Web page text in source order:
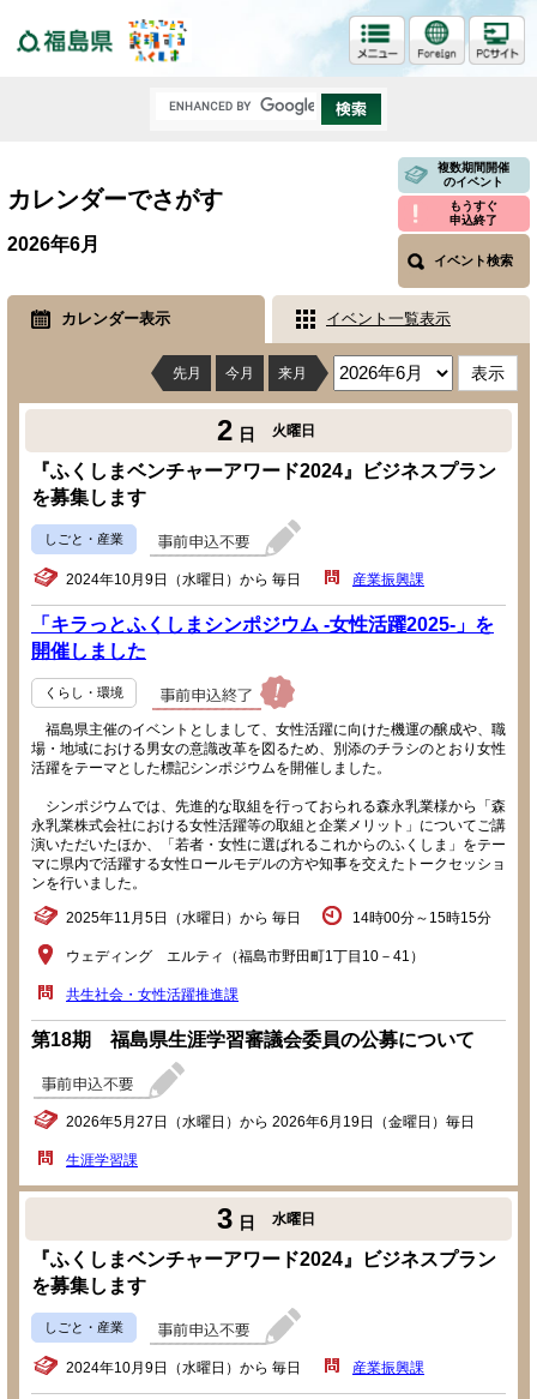
カレンダーでさがす
複数期間開催
のイベント
もうすぐ
申込終了
イベント検索
2026年6月
カレンダー表示 イベント一覧表示
先月 今月 来月
2 日 火曜日
『ふくしまベンチャーアワード2024』ビジネスプラン
を募集します
しごと・産業
2024年10月9日（水曜日）から 毎日 産業振興課
「キラっとふくしまシンポジウム -女性活躍2025-」を
開催しました
くらし・環境
福島県主催のイベントとしまして、女性活躍に向けた機運の醸成や、職
場・地域における男女の意識改革を図るため、別添のチラシのとおり女性
活躍をテーマとした標記シンポジウムを開催しました。
シンポジウムでは、先進的な取組を行っておられる森永乳業様から「森
永乳業株式会社における女性活躍等の取組と企業メリット」についてご講
演いただいたほか、「若者・女性に選ばれるこれからのふくしま」をテー
マに県内で活躍する女性ロールモデルの方や知事を交えたトークセッショ
ンを行いました。
2025年11月5日（水曜日）から 毎日 14時00分～15時15分
ウェディング エルティ（福島市野田町1丁目10－41）
共生社会・女性活躍推進課
第18期 福島県生涯学習審議会委員の公募について
2026年5月27日（水曜日）から 2026年6月19日（金曜日）毎日
生涯学習課
3 日 水曜日
『ふくしまベンチャーアワード2024』ビジネスプラン
を募集します
しごと・産業
2024年10月9日（水曜日）から 毎日 産業振興課